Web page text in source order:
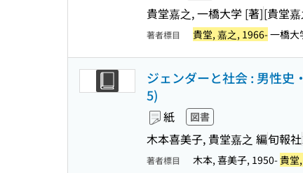
貴堂嘉之, 一橋大学 [著][貴堂
著者標目 貴堂, 嘉之, 1966-一橋大
ジェンダーと社会 : 男性史
5)
紙 図書
木本喜美子, 貴堂嘉之 編旬報社
著者標目 木本, 喜美子, 1950-貴堂